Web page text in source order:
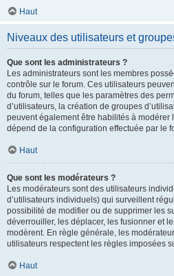
Haut
Niveaux des utilisateurs et
Que sont les administrateurs ?
Les administrateurs sont les membres
contrôle sur le forum. Ces utilisateurs
du forum, telles que les paramètres des
d’utilisateurs, la création de groupes
peuvent également être habilités à modérer
dépend de la configuration effectuée par le
Haut
Que sont les modérateurs ?
Les modérateurs sont des utilisateurs
d’utilisateurs individuels) qui surveillent
possibilité de modifier ou de supprimer les
déverrouiller, les déplacer, les fusionner et
modèrent. En règle générale, les
utilisateurs respectent les règles imposées
Haut